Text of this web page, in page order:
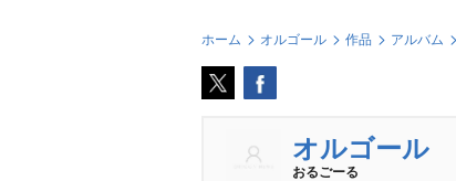
ホーム オルゴール 作品 アルバム
オルゴール
おるごーる